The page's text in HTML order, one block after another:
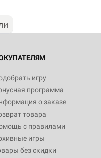
игру
программа
о заказе
товара
с правилами
игры
без скидки